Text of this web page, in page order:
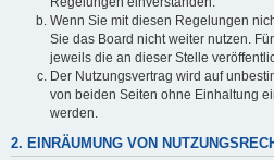
Wenn Sie mit diesen Regelungen
Sie das Board nicht weiter nutzen.
jeweils die an dieser Stelle
Der Nutzungsvertrag wird auf
von beiden Seiten ohne Einhaltung
werden.
2. EINRÄUMUNG VON